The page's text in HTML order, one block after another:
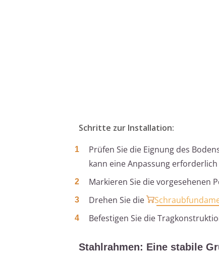
Schritte zur Installation:
Prüfen Sie die Eignung des
kann eine Anpassung erforderlich
Markieren Sie die vorgesehenen
Drehen Sie die
Befestigen Sie die
Stahlrahmen: Eine stabile